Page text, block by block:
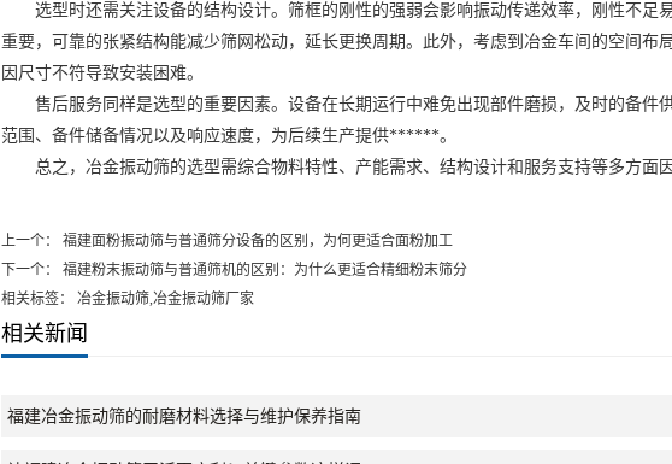
选型时还需关注设备的结构设计。筛框的刚性的强弱会影响振动传递效率，刚性不足
重要，可靠的张紧结构能减少筛网松动，延长更换周期。此外，考虑到冶金车间的空间
因尺寸不符导致安装困难。
售后服务同样是选型的重要因素。设备在长期运行中难免出现部件磨损，及时的备件
范围、备件储备情况以及响应速度，为后续生产提供******。
总之，冶金振动筛的选型需综合物料特性、产能需求、结构设计和服务支持等多方面
上一个：
福建面粉振动筛与普通筛分设备的区别，为何更适合面粉加工
下一个：
福建粉末振动筛与普通筛机的区别：为什么更适合精细粉末筛分
相关标签： 冶金振动筛,冶金振动筛厂家
相关新闻
福建冶金振动筛的耐磨材料选择与维护保养指南